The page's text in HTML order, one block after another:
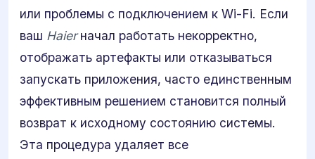
или проблемы с подключением к Wi-Fi. Если
ваш Haierначал работать некорректно,
отображать артефакты или отказываться
запускать приложения, часто единственным
эффективным решением становится полный
возврат к исходному состоянию системы.
Эта процедура удаляет все